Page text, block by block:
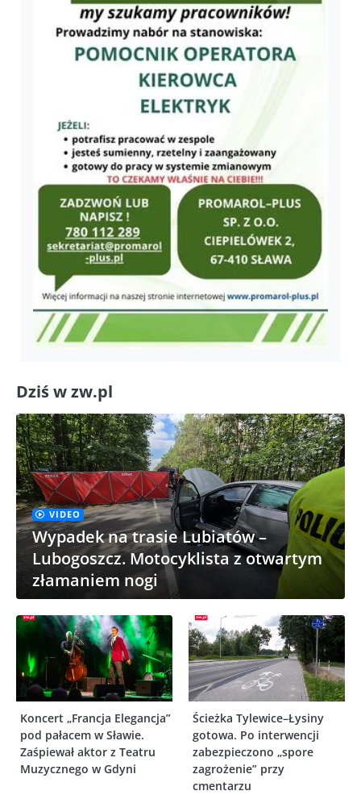
Dziś w zw.pl
VIDEO
Wypadek na trasie Lubiatów –
Lubogoszcz. Motocyklista z otwartym
złamaniem nogi
Koncert „Francja Elegancja”
pod pałacem w Sławie.
Zaśpiewał aktor z Teatru
Muzycznego w Gdyni
Ścieżka Tylewice–Łysiny
gotowa. Po interwencji
zabezpieczono „spore
zagrożenie” przy
cmentarzu